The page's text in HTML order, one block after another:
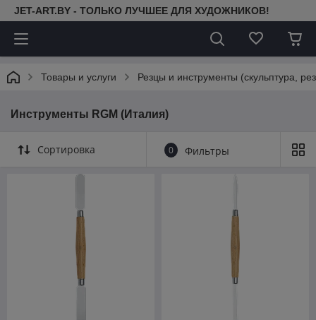
JET-ART.BY - ТОЛЬКО ЛУЧШЕЕ ДЛЯ ХУДОЖНИКОВ!
Товары и услуги Резцы и инструменты (скульптура,
Инструменты RGM (Италия)
Сортировка 0 Фильтры